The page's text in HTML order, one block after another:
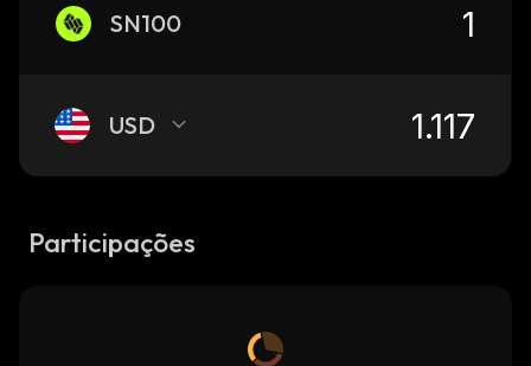
SN100
USD
Participações